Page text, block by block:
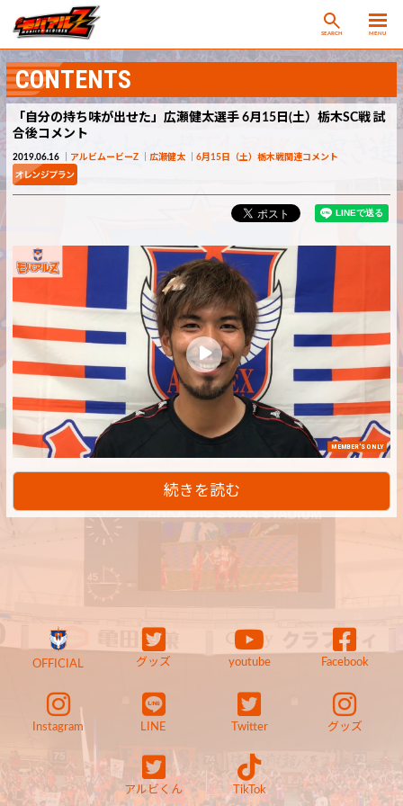
SEARCH MENU
CONTENTS
「自分の持ち味が出せた」広瀬健太選手 6月15日(土）栃木SC戦 試
合後コメント
2019.06.16 アルビムービーZ 広瀬健太 6月15日（土）栃木戦関連コメント
MEMBER'S ONLY
続きを読む
OFFICIAL グッズ youtube Facebook
Instagram LINE Twitter グッズ
アルビくん TikTok